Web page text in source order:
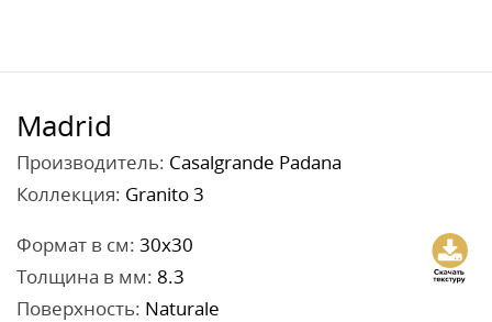
Madrid
Производитель: Casalgrande Padana
Коллекция: Granito 3
Формат в см: 30x30
Толщина в мм: 8.3
Поверхность: Naturale